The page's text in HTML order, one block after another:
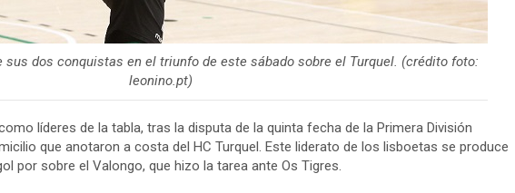
sus dos conquistas en el triunfo de este sábado sobre el Turquel. (crédito foto:
leonino.pt)
líderes de la tabla, tras la disputa de la quinta fecha de la Primera División
que anotaron a costa del HC Turquel. Este liderato de los lisboetas se produce
por sobre el Valongo, que hizo la tarea ante Os Tigres.